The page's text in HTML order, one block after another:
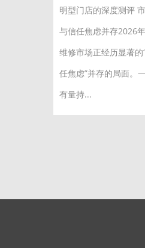
明型门店的深度测评
与信任焦虑并存2026
维修市场正经历显著的
任焦虑”并存的局面。
有量持...